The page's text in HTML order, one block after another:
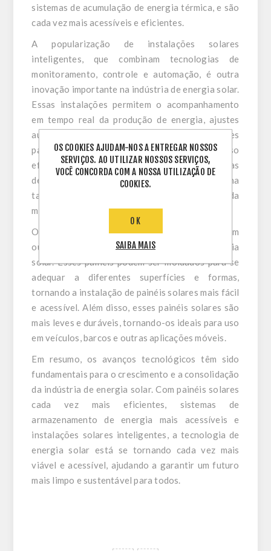
sistemas de acumulação de energia térmica, e são
cada vez mais acessíveis e eficientes.
A popularização de instalações solares
inteligentes, que combinam tecnologias de
monitoramento, controle e automação, é outra
inovação importante na indústria de energia solar.
Essas instalações permitem o acompanhamento
em tempo real da produção de energia, ajustes
automáticos da orientação dos painéis solares
para maximizar a captura de luz solar e o uso
eficiente da energia armazenada. As tecnologias
de inteligência artificial e aprendizado de máquina
também estão sendo usadas para melhorar ainda
mais a eficiência da geração de energia solar.
Os painéis solares flexíveis e finos representam
outra inovação importante na indústria de energia
solar. Esses painéis podem ser moldados para se
adequar a diferentes superfícies e formas,
tornando a instalação de painéis solares mais fácil
e acessível. Além disso, esses painéis solares são
mais leves e duráveis, tornando-os ideais para uso
em veículos, barcos e outras aplicações móveis.
Em resumo, os avanços tecnológicos têm sido
fundamentais para o crescimento e a consolidação
da indústria de energia solar. Com painéis solares
cada vez mais eficientes, sistemas de
armazenamento de energia mais acessíveis e
instalações solares inteligentes, a tecnologia de
energia solar está se tornando cada vez mais
viável e acessível, ajudando a garantir um futuro
mais limpo e sustentável para todos.
OS COOKIES AJUDAM-NOS A ENTREGAR NOSSOS
SERVIÇOS. AO UTILIZAR NOSSOS SERVIÇOS,
VOCÊ CONCORDA COM A NOSSA UTILIZAÇÃO DE
COOKIES.
OK
SAIBA MAIS